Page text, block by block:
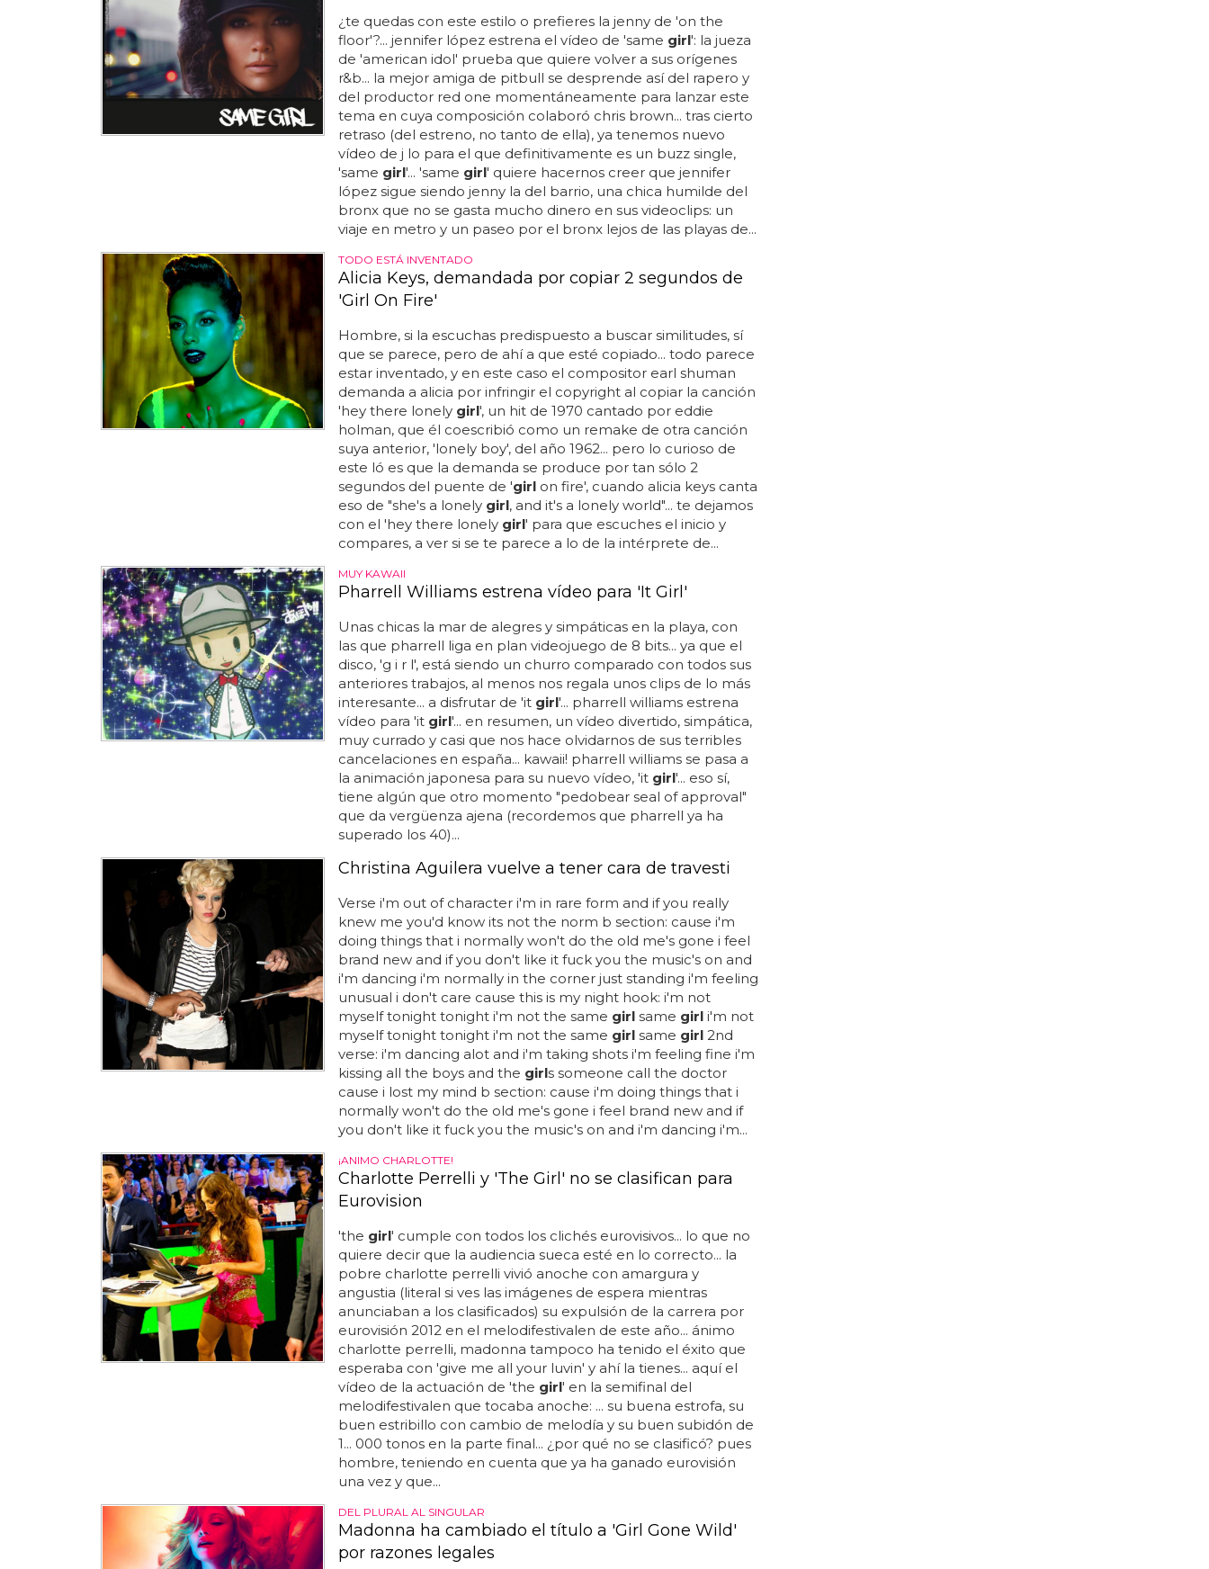
¿te quedas con este estilo o prefieres la jenny de 'on the
floor'?... jennifer lópez estrena el vídeo de 'same girl': la jueza
de 'american idol' prueba que quiere volver a sus orígenes
r&b... la mejor amiga de pitbull se desprende así del rapero y
del productor red one momentáneamente para lanzar este
tema en cuya composición colaboró chris brown... tras cierto
retraso (del estreno, no tanto de ella), ya tenemos nuevo
vídeo de j lo para el que definitivamente es un buzz single,
'same girl'... 'same girl' quiere hacernos creer que jennifer
lópez sigue siendo jenny la del barrio, una chica humilde del
bronx que no se gasta mucho dinero en sus videoclips: un
viaje en metro y un paseo por el bronx lejos de las playas de...
TODO ESTÁ INVENTADO
Alicia Keys, demandada por copiar 2 segundos de
'Girl On Fire'
Hombre, si la escuchas predispuesto a buscar similitudes, sí
que se parece, pero de ahí a que esté copiado... todo parece
estar inventado, y en este caso el compositor earl shuman
demanda a alicia por infringir el copyright al copiar la canción
'hey there lonely girl', un hit de 1970 cantado por eddie
holman, que él coescribió como un remake de otra canción
suya anterior, 'lonely boy', del año 1962... pero lo curioso de
este ló es que la demanda se produce por tan sólo 2
segundos del puente de 'girlon fire', cuando alicia keys canta
eso de "she's a lonely girl, and it's a lonely world"... te dejamos
con el 'hey there lonely girl' para que escuches el inicio y
compares, a ver si se te parece a lo de la intérprete de...
MUY KAWAII
Pharrell Williams estrena vídeo para 'It Girl'
Unas chicas la mar de alegres y simpáticas en la playa, con
las que pharrell liga en plan videojuego de 8 bits... ya que el
disco, 'g i r l', está siendo un churro comparado con todos sus
anteriores trabajos, al menos nos regala unos clips de lo más
interesante... a disfrutar de 'it girl'... pharrell williams estrena
vídeo para 'it girl'... en resumen, un vídeo divertido, simpática,
muy currado y casi que nos hace olvidarnos de sus terribles
cancelaciones en españa... kawaii! pharrell williams se pasa a
la animación japonesa para su nuevo vídeo, 'it girl'... eso sí,
tiene algún que otro momento "pedobear seal of approval"
que da vergüenza ajena (recordemos que pharrell ya ha
superado los 40)...
Christina Aguilera vuelve a tener cara de travesti
Verse i'm out of character i'm in rare form and if you really
knew me you'd know its not the norm b section: cause i'm
doing things that i normally won't do the old me's gone i feel
brand new and if you don't like it fuck you the music's on and
i'm dancing i'm normally in the corner just standing i'm feeling
unusual i don't care cause this is my night hook: i'm not
myself tonight tonight i'm not the same girlsame girli'm not
myself tonight tonight i'm not the same girlsame girl2nd
verse: i'm dancing alot and i'm taking shots i'm feeling fine i'm
kissing all the boys and the girls someone call the doctor
cause i lost my mind b section: cause i'm doing things that i
normally won't do the old me's gone i feel brand new and if
you don't like it fuck you the music's on and i'm dancing i'm...
¡ANIMO CHARLOTTE!
Charlotte Perrelli y 'The Girl' no se clasifican para
Eurovision
'the girl' cumple con todos los clichés eurovisivos... lo que no
quiere decir que la audiencia sueca esté en lo correcto... la
pobre charlotte perrelli vivió anoche con amargura y
angustia (literal si ves las imágenes de espera mientras
anunciaban a los clasificados) su expulsión de la carrera por
eurovisión 2012 en el melodifestivalen de este año... ánimo
charlotte perrelli, madonna tampoco ha tenido el éxito que
esperaba con 'give me all your luvin' y ahí la tienes... aquí el
vídeo de la actuación de 'the girl' en la semifinal del
melodifestivalen que tocaba anoche: ... su buena estrofa, su
buen estribillo con cambio de melodía y su buen subidón de
1... 000 tonos en la parte final... ¿por qué no se clasificó? pues
hombre, teniendo en cuenta que ya ha ganado eurovisión
una vez y que...
DEL PLURAL AL SINGULAR
Madonna ha cambiado el título a 'Girl Gone Wild'
por razones legales